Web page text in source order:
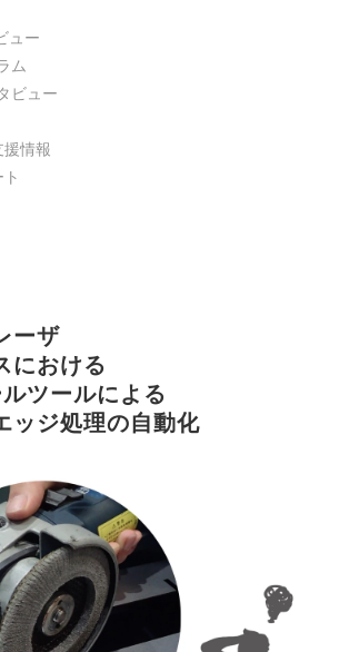
ュー
ム
ビュー
援情報
ーザ
における
ツールによる
ッジ処理の自動化